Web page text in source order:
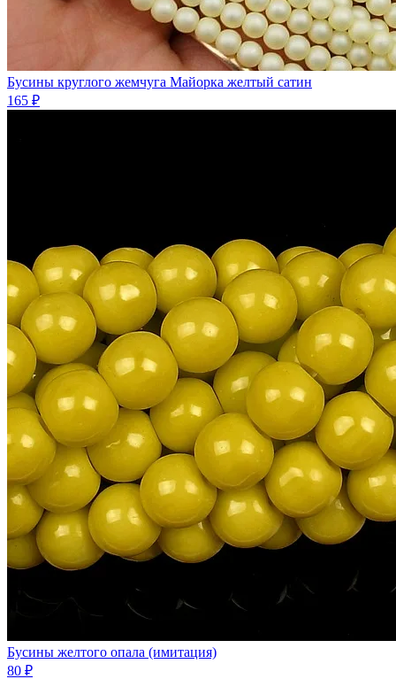
Бусины круглого жемчуга Майорка желтый сатин
165 ₽
Бусины желтого опала (имитация)
80 ₽